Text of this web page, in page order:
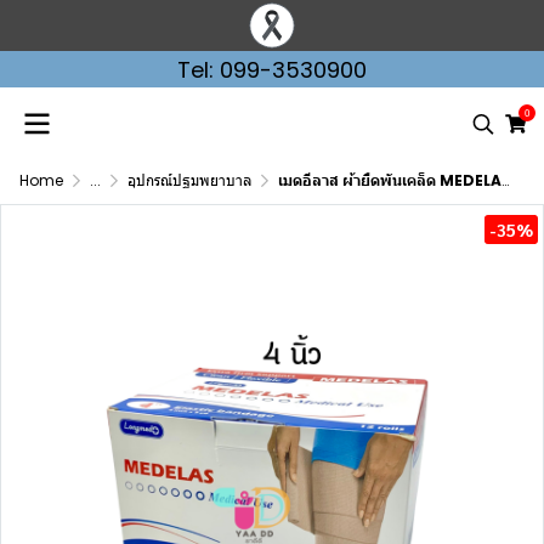
Tel: 099-3530900
0
Home ... อุปกรณ์ปฐมพยาบาล เมดอีลาส ผ้ายืดพันเคล็ด MEDELAS ELASTIC BANDAGE ขนาด 4 นิ้ว
-35%